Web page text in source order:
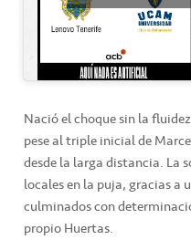
Nació el choque sin la
pese al triple inicial de
desde la larga distancia. La
locales en la puja, gracias a
culminados con
propio Huertas.